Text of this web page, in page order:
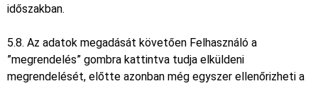
időszakban.
5.8. Az adatok megadását követően Felhasználó a
”megrendelés” gombra kattintva tudja elküldeni
megrendelését, előtte azonban még egyszer ellenőrizheti a